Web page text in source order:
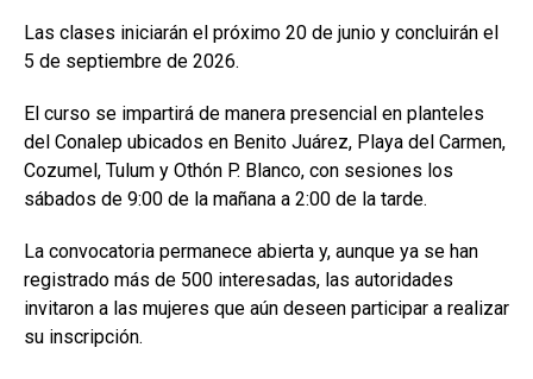
Las clases iniciarán el próximo 20 de junio y concluirán el
5 de septiembre de 2026.
El curso se impartirá de manera presencial en planteles
del Conalep ubicados en Benito Juárez, Playa del Carmen,
Cozumel, Tulum y Othón P. Blanco, con sesiones los
sábados de 9:00 de la mañana a 2:00 de la tarde.
La convocatoria permanece abierta y, aunque ya se han
registrado más de 500 interesadas, las autoridades
invitaron a las mujeres que aún deseen participar a realizar
su inscripción.